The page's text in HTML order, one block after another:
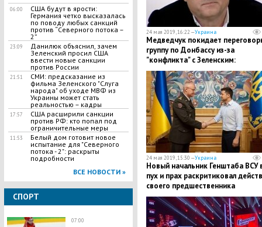
06:00
США будут в ярости:
Германия четко высказалась
по поводу любых санкций
против “Северного потока –
2”
23:09
Данилюк объяснил, зачем
Зеленский просил США
ввести новые санкции
против России
21:51
СМИ: предсказание из
фильма Зеленского "Слуга
народа" об уходе МВФ из
Украины может стать
реальностью – кадры
17:57
США расширили санкции
против РФ: кто попал под
ограничительные меры
11:53
Белый дом готовит новое
испытание для "Северного
потока - 2": раскрыты
подробности
ВСЕ НОВОСТИ »
СПОРТ
07:00
24 мая 2019, 16:22 —Украина
Медведчук покидает
группу по Донбассу из-за
"конфликта" с Зеленским:
"Полностью противоречит
плану"
24 мая 2019, 15:30 —Украина
Новый начальник Генштаба ВСУ
пух и прах раскритиковал
своего предшественника